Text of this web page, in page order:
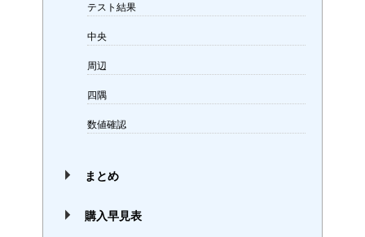
テスト結果
中央
周辺
四隅
数値確認
まとめ
購入早見表